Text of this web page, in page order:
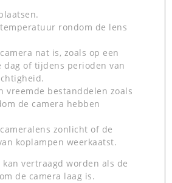
rondom de lens
nat is, zoals op een
dag of tijdens perioden van
vreemde bestanddelen zoals
de camera hebben
zonlicht of de
koplampen weerkaatst.
kan vertraagd worden als de
de camera laag is.